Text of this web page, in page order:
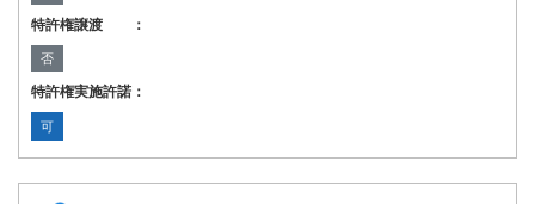
特許権譲渡 ：
否
特許権実施許諾：
可